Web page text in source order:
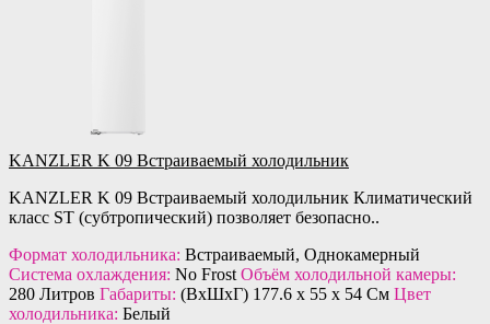
KANZLER K 09 Встраиваемый холодильник
KANZLER K 09 Встраиваемый холодильник Климатический
класс ST (субтропический) позволяет безопасно..
Формат холодильника: Встраиваемый, Однокамерный
Система охлаждения: No Frost Объём холодильной камеры:
280 Литров Габариты: (ВхШхГ) 177.6 х 55 х 54 См Цвет
холодильника: Белый